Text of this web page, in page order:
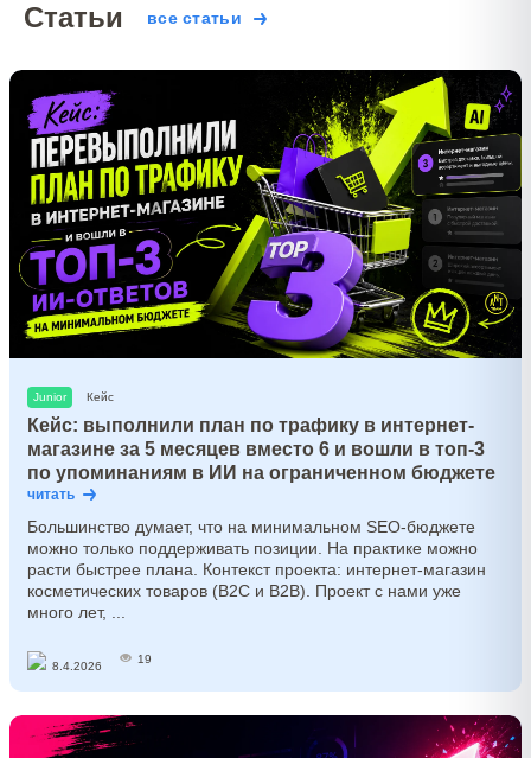
Статьи все статьи
Junior Кейс
Кейс: выполнили план по трафику в интернет-
магазине за 5 месяцев вместо 6 и вошли в топ-3
по упоминаниям в ИИ на ограниченном бюджете
читать
Большинство думает, что на минимальном SEO-бюджете
можно только поддерживать позиции. На практике можно
расти быстрее плана. Контекст проекта: интернет-магазин
косметических товаров (B2C и B2B). Проект с нами уже
много лет, ...
8.4.2026
19